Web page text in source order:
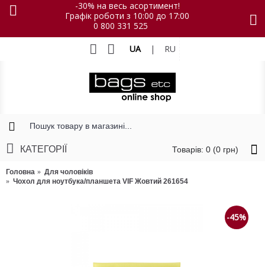
-30% на весь асортимент!
Графік роботи з 10:00 до 17:00
0 800 331 525
UA | RU
Товарів: 0 (0 грн)
КАТЕГОРІЇ
Головна
Для чоловіків
Чохол для ноутбука/планшета VIF Жовтий 261654
-45%